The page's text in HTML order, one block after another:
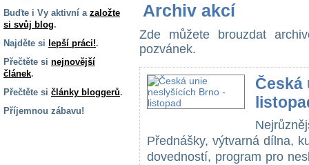
Buďte i Vy aktivní a založte
si svůj blog.
Najděte si lepší práci!.
Přečtěte si nejnovější
článek.
Přečtěte si články bloggerů.
Příjemnou zábavu!
Archiv akcí
Zde můžete brouzdat
pozvánek.
Česká
Přednášky, výtvarná dílna,
dovedností, program pro